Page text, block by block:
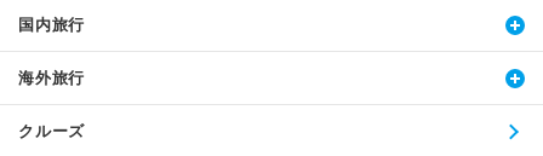
国内旅行
海外旅行
クルーズ